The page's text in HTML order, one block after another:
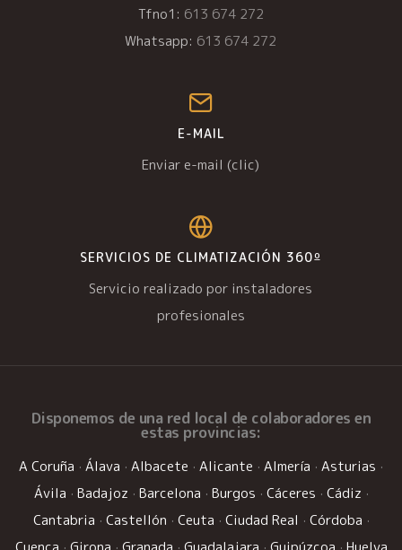
Tfno1: 613 674 272
Whatsapp: 613 674 272
E-MAIL
Enviar e-mail (clic)
SERVICIOS DE CLIMATIZACIÓN 360º
Servicio realizado por instaladores
profesionales
Disponemos de una red local de colaboradores en
estas provincias:
A Coruña · Álava · Albacete · Alicante · Almería · Asturias ·
Ávila · Badajoz · Barcelona · Burgos · Cáceres · Cádiz ·
Cantabria · Castellón · Ceuta · Ciudad Real · Córdoba ·